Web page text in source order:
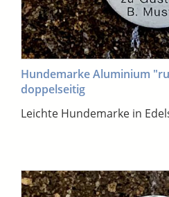
Hundemarke Aluminium
doppelseitig
Leichte Hundemarke in